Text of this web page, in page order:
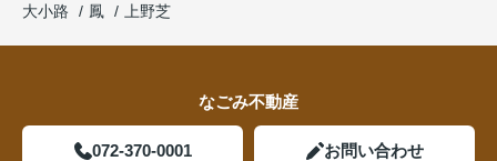
大小路
鳳 上野芝
なごみ不動産
072-370-0001 お問い合わせ